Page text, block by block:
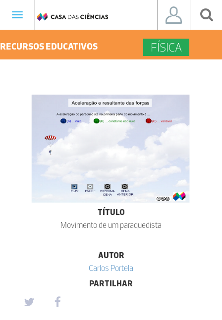
Toggle
RECURSOS EDUCATIVOS FÍSICA
TÍTULO
Movimento de um paraquedista
AUTOR
Carlos Portela
PARTILHAR